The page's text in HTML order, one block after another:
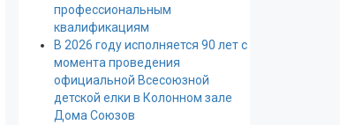
профессиональным
квалификациям
В 2026 году исполняется 90 лет с
момента проведения
официальной Всесоюзной
детской елки в Колонном зале
Дома Союзов